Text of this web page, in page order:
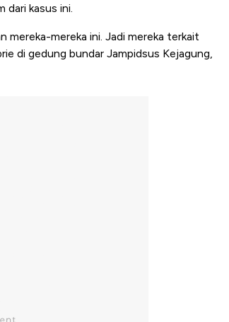
dari kasus ini.
mereka-mereka ini. Jadi mereka terkait
di gedung bundar Jampidsus Kejagung,